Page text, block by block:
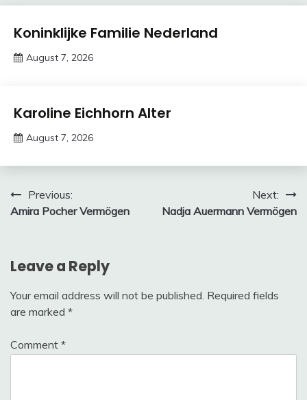
Trends
Koninklijke Familie Nederland
August 7, 2026
Trends
Karoline Eichhorn Alter
August 7, 2026
Post
navigation
Previous:
Amira Pocher Vermögen
Next:
Nadja Auermann Vermögen
Leave a Reply
Your email address will not be published. Required fields
are marked *
Comment *